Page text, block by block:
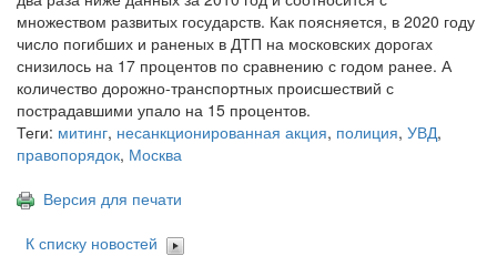
множеством развитых государств. Как поясняется, в 2020 году
число погибших и раненых в ДТП на московских дорогах
снизилось на 17 процентов по сравнению с годом ранее. А
количество дорожно-транспортных происшествий с
пострадавшими упало на 15 процентов.
Теги: митинг, несанкционированная акция, полиция, УВД,
правопорядок, Москва
Версия для печати
К списку новостей